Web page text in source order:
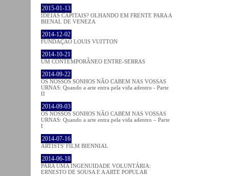
2015-01-13
IDEIAS CAPITAIS? OLHANDO EM FRENTE PARA A
BIENAL DE VENEZA
2014-12-02
FUNDAÇÃO LOUIS VUITTON
2014-10-21
UM CONTEMPORÂNEO ENTRE-SERRAS
2014-09-22
OS NOSSOS SONHOS NÃO CABEM NAS VOSSAS
URNAS: Quando a arte entra pela vida adentro - Parte
II
2014-09-03
OS NOSSOS SONHOS NÃO CABEM NAS VOSSAS
URNAS: Quando a arte entra pela vida adentro – Parte
I
2014-07-16
ARTISTS' FILM BIENNIAL
2014-06-18
PARA UMA INGENUIDADE VOLUNTÁRIA:
ERNESTO DE SOUSA E A ARTE POPULAR